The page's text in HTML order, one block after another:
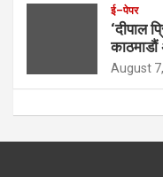
ई–पेपर
‘दीपाल
August